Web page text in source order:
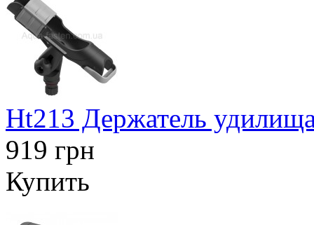
Ht213 Держатель
919 грн
Купить